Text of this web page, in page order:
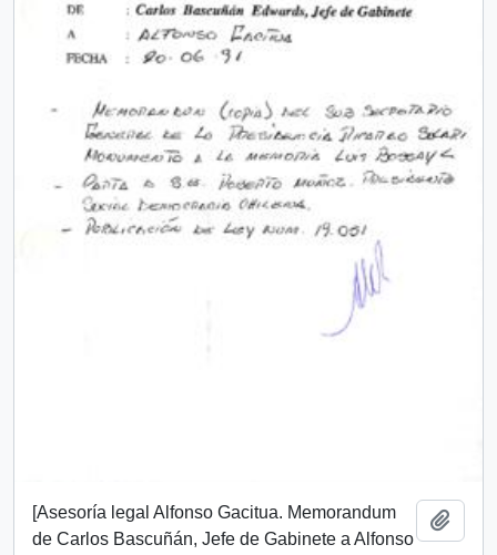
[Asesoría legal Alfonso Gacitua. Memorandum
de Carlos Bascuñán, Jefe de Gabinete a Alfonso